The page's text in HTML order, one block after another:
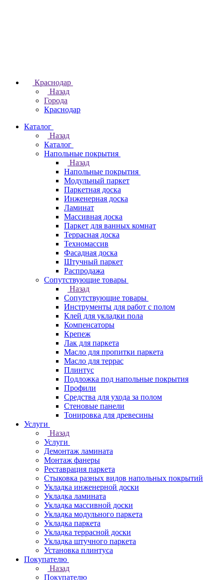
Краснодар
Назад
Города
Краснодар
Каталог
Назад
Каталог
Напольные покрытия
Назад
Напольные покрытия
Модульный паркет
Паркетная доска
Инженерная доска
Ламинат
Массивная доска
Паркет для ванных комнат
Террасная доска
Техномассив
Фасадная доска
Штучный паркет
Распродажа
Сопутствующие товары
Назад
Сопутствующие товары
Инструменты для работ с полом
Клей для укладки пола
Компенсаторы
Крепеж
Лак для паркета
Масло для пропитки паркета
Масло для террас
Плинтус
Подложка под напольные покрытия
Профили
Средства для ухода за полом
Стеновые панели
Тонировка для древесины
Услуги
Назад
Услуги
Демонтаж ламината
Монтаж фанеры
Реставрация паркета
Стыковка разных видов напольных покрытий
Укладка инженерной доски
Укладка ламината
Укладка массивной доски
Укладка модульного паркета
Укладка паркета
Укладка террасной доски
Укладка штучного паркета
Установка плинтуса
Покупателю
Назад
Покупателю